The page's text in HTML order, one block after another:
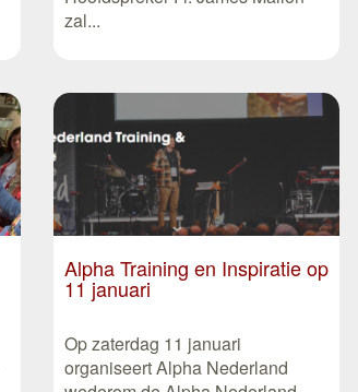
zal...
Alpha Training en Inspiratie op
11 januari
Op zaterdag 11 januari
organiseert Alpha Nederland